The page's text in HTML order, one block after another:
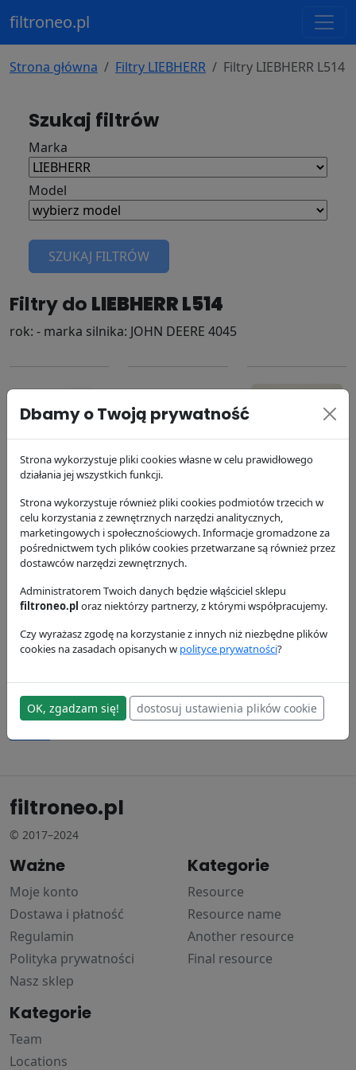
filtroneo.pl
Strona główna Filtry LIEBHERR Filtry LIEBHERR L514
Szukaj filtrów
Marka
Model
SZUKAJ FILTRÓW
Filtry do LIEBHERR L514
rok: - marka silnika: JOHN DEERE 4045
Filtr oleju
Donaldson
63.74 zł
Filtr paliwa
Donaldson
100.26 zł
Filtr powietrza
Donaldson
99.4 zł
Filtr powietrza
P829333
Donaldson
filtroneo.pl
© 2017–2024
Ważne
Moje konto
Dostawa i płatność
Regulamin
Polityka prywatności
Nasz sklep
Kategorie
Resource
Resource name
Another resource
Final resource
Kategorie
Team
Locations
Dbamy o Twoją prywatność
Strona wykorzystuje pliki cookies własne w celu prawidłowego
działania jej wszystkich funkcji.
Strona wykorzystuje również pliki cookies podmiotów trzecich w
celu korzystania z zewnętrznych narzędzi analitycznych,
marketingowych i społecznościowych. Informacje gromadzone za
pośrednictwem tych plików cookies przetwarzane są również przez
dostawców narzędzi zewnętrznych.
Administratorem Twoich danych będzie włąściciel sklepu
filtroneo.pl oraz niektórzy partnerzy, z którymi współpracujemy.
Czy wyrażasz zgodę na korzystanie z innych niż niezbędne plików
cookies na zasadach opisanych w polityce prywatności?
OK, zgadzam się! dostosuj ustawienia plików cookie